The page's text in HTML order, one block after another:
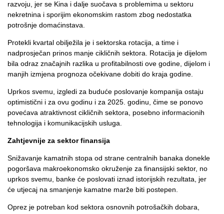
razvoju, jer se Kina i dalje suočava s problemima u sektoru
nekretnina i sporijim ekonomskim rastom zbog nedostatka
potrošnje domaćinstava.
Protekli kvartal obilježila je i sektorska rotacija, a time i
nadprosječan prinos manje cikličnih sektora. Rotacija je dijelom
bila odraz značajnih razlika u profitabilnosti ove godine, dijelom i
manjih izmjena prognoza očekivane dobiti do kraja godine.
Uprkos svemu, izgledi za buduće poslovanje kompanija ostaju
optimistični i za ovu godinu i za 2025. godinu, čime se ponovo
povećava atraktivnost cikličnih sektora, posebno informacionih
tehnologija i komunikacijskih usluga.
Zahtjevnije za sektor finansija
Snižavanje kamatnih stopa od strane centralnih banaka donekle
pogoršava makroekonomsko okruženje za finansijski sektor, no
uprkos svemu, banke će poslovati iznad istorijskih rezultata, jer
će utjecaj na smanjenje kamatne marže biti postepen.
Oprez je potreban kod sektora osnovnih potrošačkih dobara,